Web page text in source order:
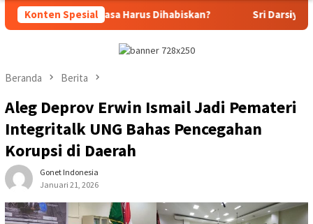
Konten Spesial
Mopili: Masa Harus Dihabiskan? Sri Darsiyanti Tuna:
Beranda Berita
Aleg Deprov Erwin Ismail Jadi Pemateri
Integritalk UNG Bahas Pencegahan
Korupsi di Daerah
Gonet Indonesia
Januari 21, 2026